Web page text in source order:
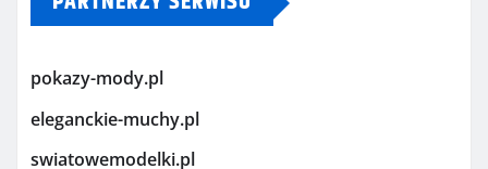
pokazy-mody.pl
eleganckie-muchy.pl
swiatowemodelki.pl